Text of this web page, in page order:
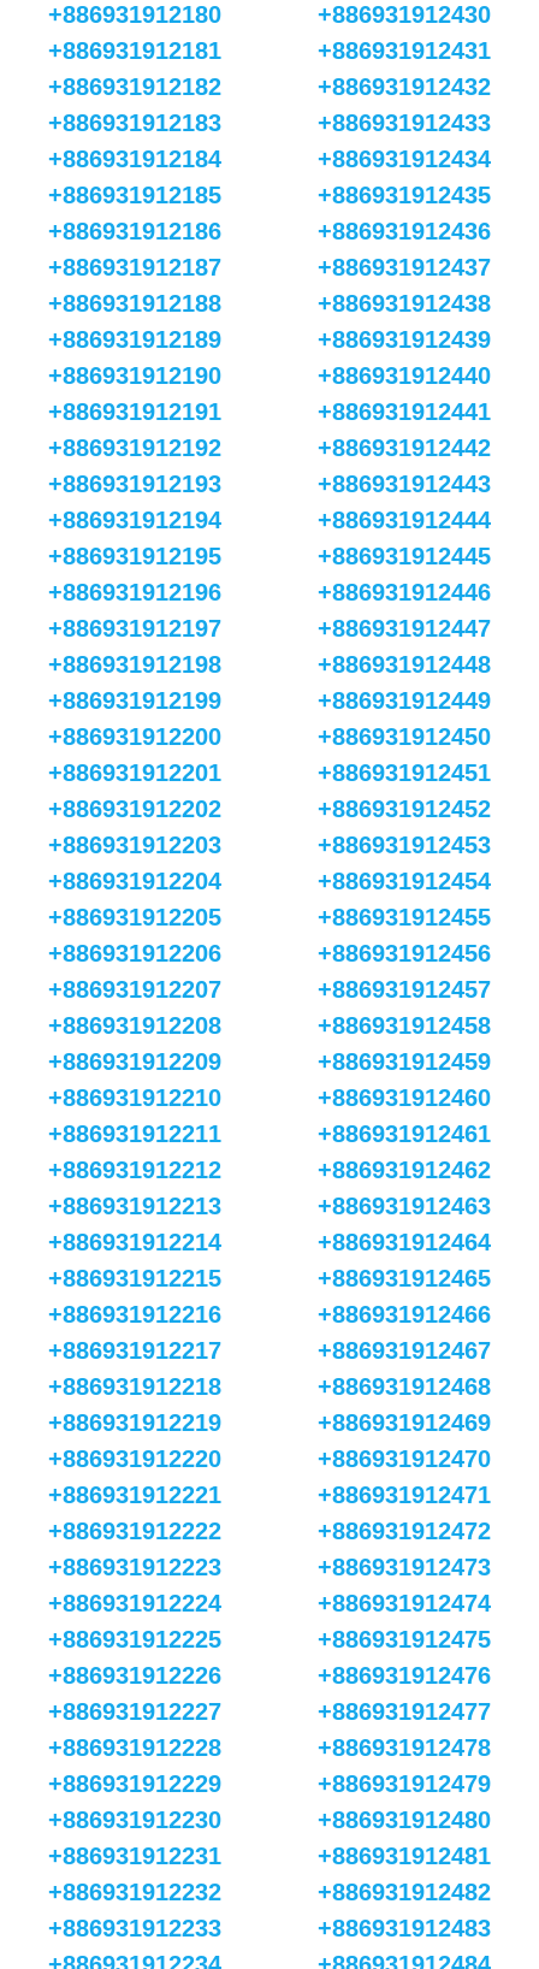
+886931912180
+886931912181
+886931912182
+886931912183
+886931912184
+886931912185
+886931912186
+886931912187
+886931912188
+886931912189
+886931912190
+886931912191
+886931912192
+886931912193
+886931912194
+886931912195
+886931912196
+886931912197
+886931912198
+886931912199
+886931912200
+886931912201
+886931912202
+886931912203
+886931912204
+886931912205
+886931912206
+886931912207
+886931912208
+886931912209
+886931912210
+886931912211
+886931912212
+886931912213
+886931912214
+886931912215
+886931912216
+886931912217
+886931912218
+886931912219
+886931912220
+886931912221
+886931912222
+886931912223
+886931912224
+886931912225
+886931912226
+886931912227
+886931912228
+886931912229
+886931912230
+886931912231
+886931912232
+886931912233
+886931912430
+886931912431
+886931912432
+886931912433
+886931912434
+886931912435
+886931912436
+886931912437
+886931912438
+886931912439
+886931912440
+886931912441
+886931912442
+886931912443
+886931912444
+886931912445
+886931912446
+886931912447
+886931912448
+886931912449
+886931912450
+886931912451
+886931912452
+886931912453
+886931912454
+886931912455
+886931912456
+886931912457
+886931912458
+886931912459
+886931912460
+886931912461
+886931912462
+886931912463
+886931912464
+886931912465
+886931912466
+886931912467
+886931912468
+886931912469
+886931912470
+886931912471
+886931912472
+886931912473
+886931912474
+886931912475
+886931912476
+886931912477
+886931912478
+886931912479
+886931912480
+886931912481
+886931912482
+886931912483